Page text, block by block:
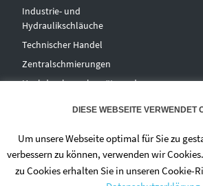
Industrie- und
Hydraulikschläuche
Technischer Handel
Zentralschmierungen
Hochdruckwaschgeräte und
DIESE WEBSEITE VERWENDET
Um unsere Webseite optimal für Sie zu
verbessern zu können, verwenden wir
zu Cookies erhalten Sie in unseren Cookie-